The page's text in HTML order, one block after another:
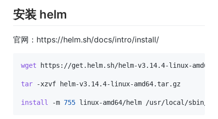
安装 helm
官网：https://helm.sh/docs/intro/install/
wget https://get.helm.sh/helm-v3.14.4-linux-
tar -xzvf helm-v3.14.4-linux-amd64.tar.gz
install -m 755 linux-amd64/helm /usr/local/sbin/